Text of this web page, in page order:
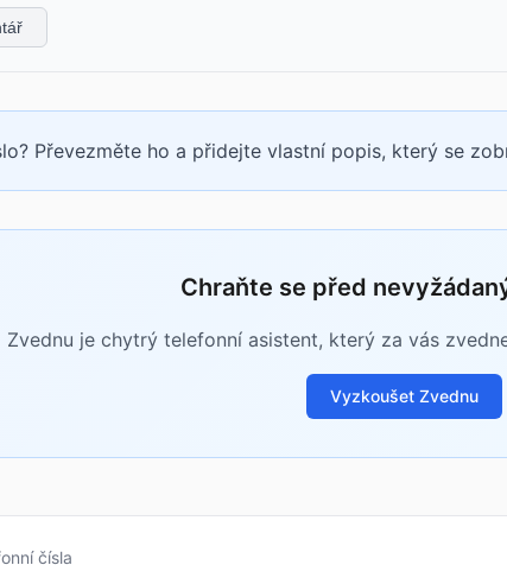
Převezměte ho a přidejte vlastní popis, který se
Chraňte se před
Zvednu je chytrý telefonní asistent, který za vás
Vyzkoušet Zvednu
čísla